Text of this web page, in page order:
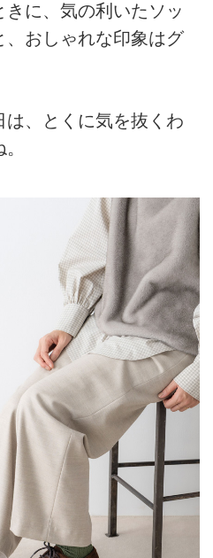
に、気の利いたソッ
、おしゃれな印象はグ
、とくに気を抜くわ